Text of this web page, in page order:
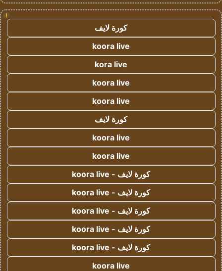
!
كورة لايف
koora live
kora live
koora live
koora live
كورة لايف
koora live
koora live
كورة لايف - koora live
كورة لايف - koora live
كورة لايف - koora live
كورة لايف - koora live
كورة لايف - koora live
koora live